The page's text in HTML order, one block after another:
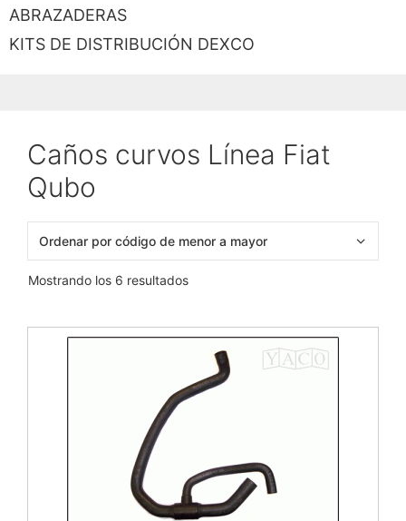
Caños curvos Línea Fiat
Qubo
Mostrando los 6 resultados
ABRAZADERAS
KITS DE DISTRIBUCIÓN DEXCO